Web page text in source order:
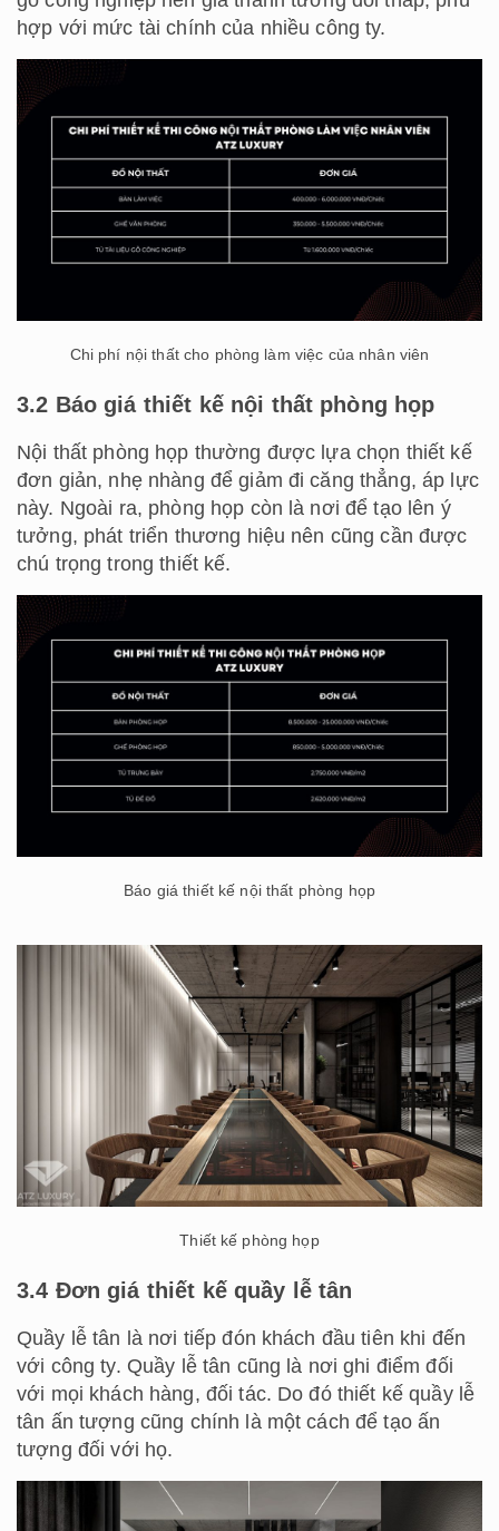
hợp với mức tài chính của nhiều công ty.
Chi phí nội thất cho phòng làm việc của nhân viên
3.2 Báo giá thiết kế nội thất phòng họp
Nội thất phòng họp thường được lựa chọn thiết kế
đơn giản, nhẹ nhàng để giảm đi căng thẳng, áp lực
này. Ngoài ra, phòng họp còn là nơi để tạo lên ý
tưởng, phát triển thương hiệu nên cũng cần được
chú trọng trong thiết kế.
Báo giá thiết kế nội thất phòng họp
Thiết kế phòng họp
3.4 Đơn giá thiết kế quầy lễ tân
Quầy lễ tân là nơi tiếp đón khách đầu tiên khi đến
với công ty. Quầy lễ tân cũng là nơi ghi điểm đối
với mọi khách hàng, đối tác. Do đó thiết kế quầy lễ
tân ấn tượng cũng chính là một cách để tạo ấn
tượng đối với họ.